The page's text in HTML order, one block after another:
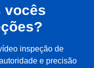
vocês
inspeção de
e precisão